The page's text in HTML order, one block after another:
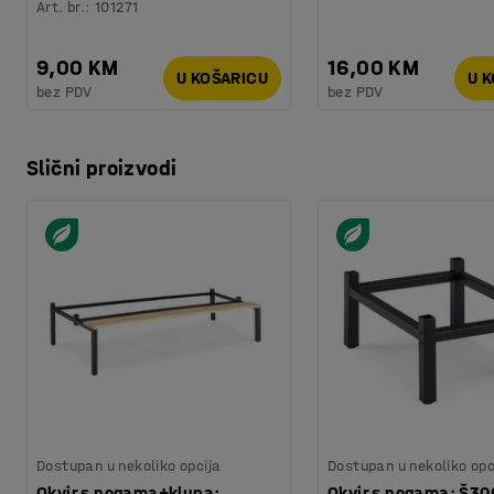
Art. br.:101271
9,00 KM
bez PDV
U KOŠARICU 16,00 KM
bez PDV
U
Slični proizvodi
Dostupan u nekoliko opcija Dostupan u nekoliko